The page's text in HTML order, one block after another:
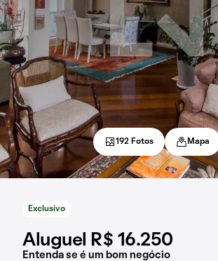
Exclusivo
Aluguel R$ 16.250
Entenda se é um bom negócio
192 Fotos Mapa